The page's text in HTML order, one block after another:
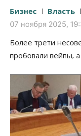
Бизнес Власть
07 ноября 2025,
Более трети
пробовали вейпы,